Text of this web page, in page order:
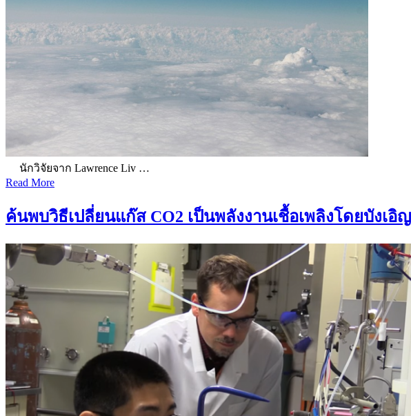
นักวิจัยจาก Lawrence Liv …
Read More
ค้นพบวิธีเปลี่ยนแก๊ส CO2 เป็นพลังงานเชื้อเพลิงโดยบังเอิญ